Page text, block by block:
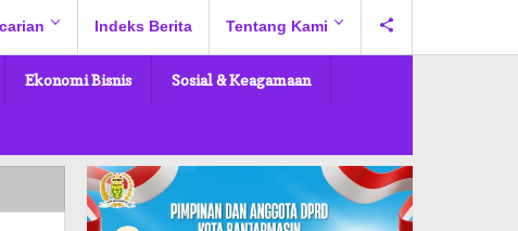
Indeks Berita Tentang Kami
Ekonomi Bisnis Sosial & Keagamaan